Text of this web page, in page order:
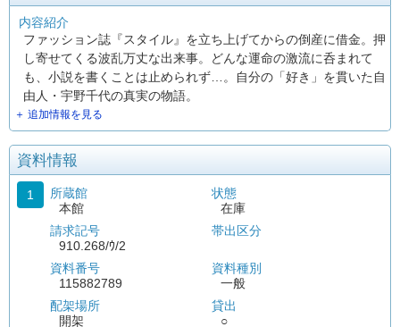
内容紹介
ファッション誌『スタイル』を立ち上げてからの倒産に借金。押
し寄せてくる波乱万丈な出来事。どんな運命の激流に呑まれて
も、小説を書くことは止められず…。自分の「好き」を貫いた自
由人・宇野千代の真実の物語。
＋ 追加情報を見る
資料情報
1
所蔵館
本館
請求記号
910.268/ｳ/2
資料番号
115882789
配架場所
開架
状態
在庫
帯出区分
資料種別
一般
貸出
○